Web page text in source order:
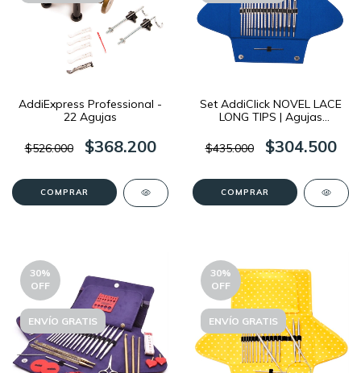
AddiExpress Professional -
22 Agujas
$526.000 $368.200
Set AddiClick NOVEL LACE
LONG TIPS | Agujas
$435.000
$304.500
30%
OFF
ENVÍO GRATIS
30%
OFF
ENVÍO GRATIS